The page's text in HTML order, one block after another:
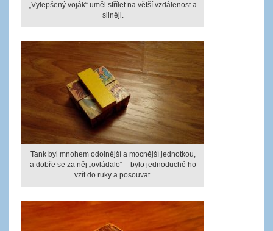
„Vylepšený voják“ uměl střílet na větší vzdálenost a
silněji.
Tank byl mnohem odolnější a mocnější jednotkou,
a dobře se za něj „ovládalo“ – bylo jednoduché ho
vzít do ruky a posouvat.